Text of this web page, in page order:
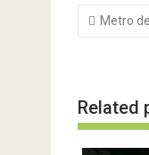
de
Metro
Related